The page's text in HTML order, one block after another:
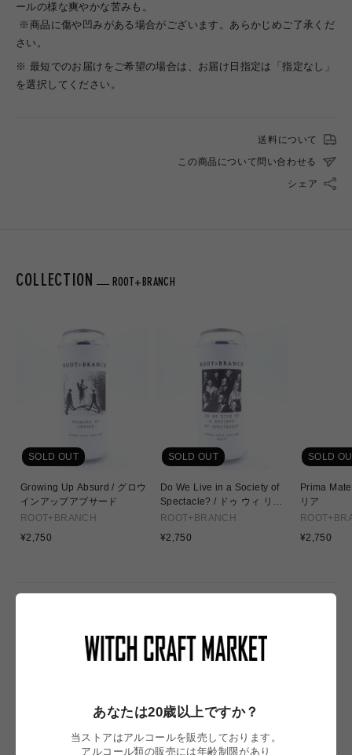
ールの様な爽やかな苦みも。
※商品に傷や凹みがある場合がございます。あらかじめご了承くだ
さい。
※ 最短でのお届けをご希望の場合は、お届け日指定は「指定なし」
を選択してください。
送料について
この商品について問い合わせる
シェア
COLLECTION ROOT+BRANCH
SOLD OUT
Growing Up Absurd / グロウ
インアップアブサード
ROOT+BRANCH
通
¥2,750
SOLD OUT
Do We Live in a Society of
Spectacle? / ドゥ ウィ リブ
イン ア ソサエティ オブ スペ
ROOT+BRANCH
通
¥2,750
SOLD
Prima Materia / プリ
リア
通
¥2,750
あなたは20歳以上ですか？
当ストアはアルコールを販売しております。
アルコール類の販売には年齢制限があり